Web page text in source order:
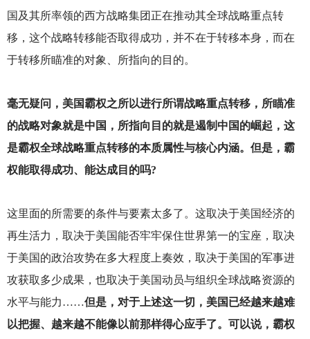
国及其所率领的西方战略集团正在推动其全球战略重点转
移，这个战略转移能否取得成功，并不在于转移本身，而在
于转移所瞄准的对象、所指向的目的。
毫无疑问，美国霸权之所以进行所谓战略重点转移，所瞄准
的战略对象就是中国，所指向目的就是遏制中国的崛起，这
是霸权全球战略重点转移的本质属性与核心内涵。但是，霸
权能取得成功、能达成目的吗?
这里面的所需要的条件与要素太多了。这取决于美国经济的
再生活力，取决于美国能否牢牢保住世界第一的宝座，取决
于美国的政治攻势在多大程度上奏效，取决于美国的军事进
攻获取多少成果，也取决于美国动员与组织全球战略资源的
水平与能力……但是，对于上述这一切，美国已经越来越难
以把握、越来越不能像以前那样得心应手了。可以说，霸权